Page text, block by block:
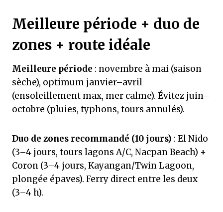
Meilleure période + duo de
zones + route idéale
Meilleure période : novembre à mai (saison
sèche), optimum janvier–avril
(ensoleillement max, mer calme). Évitez juin–
octobre (pluies, typhons, tours annulés).
Duo de zones recommandé (10 jours) : El Nido
(3–4 jours, tours lagons A/C, Nacpan Beach) +
Coron (3–4 jours, Kayangan/Twin Lagoon,
plongée épaves). Ferry direct entre les deux
(3–4 h).